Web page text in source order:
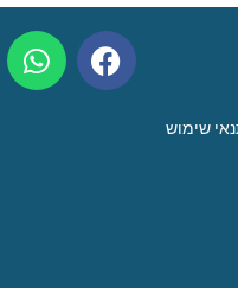
שימוש